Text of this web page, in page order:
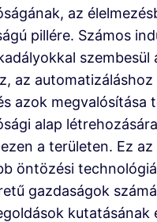
az
pillére. Számos
az
azok megvalósítása
alap
a területen. Ez
öntözési
gazdaságok
kutatásának